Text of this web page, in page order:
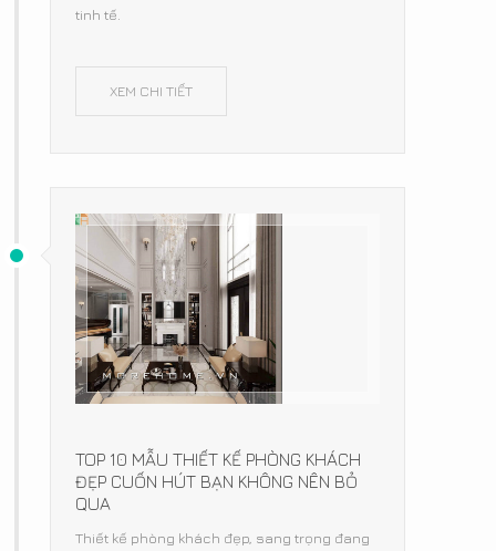
tinh tế.
XEM CHI TIẾT
TOP 10 MẪU THIẾT KẾ PHÒNG KHÁCH
ĐẸP CUỐN HÚT BẠN KHÔNG NÊN BỎ
QUA
Thiết kế phòng khách đẹp, sang trọng đang